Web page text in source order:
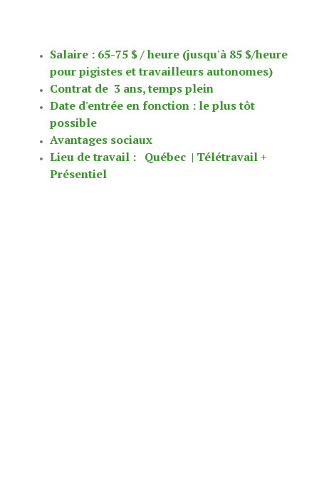
Salaire : 65-75 $ / heure (jusqu'à 85 $/heure
pour pigistes et travailleurs autonomes)
Contrat de 3 ans, temps plein
Date d'entrée en fonction : le plus tôt
possible
Avantages sociaux
Lieu de travail : Québec | Télétravail +
Présentiel